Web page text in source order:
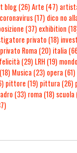
blog(26)Arte (47)
coronavirus(17) dico no
(37) exhibition
privato (18)
Roma (20) italia
(29) LRH (19)
(18) Musica (23) opera (61)
pittore (19) pittura (26)
(33) roma (18) scuola